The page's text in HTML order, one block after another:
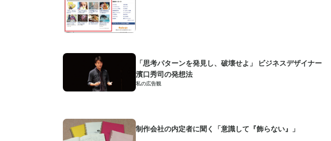
「思考パターンを発見し、破壊せよ」 ビジネスデザイナー
濱口秀司の発想法
私の広告観
制作会社の内定者に聞く「意識して『飾らない』」